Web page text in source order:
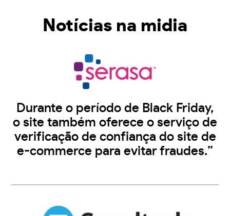
Notícias na midia
Durante o período de Black Friday,
o site também oferece o serviço de
verificação de confiança do site de
e-commerce para evitar fraudes.”